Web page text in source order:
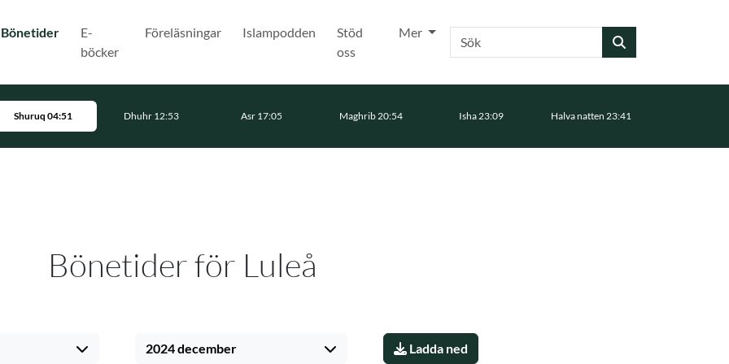
Bönetider(Nuvarande)
E-
böcker
Föreläsningar Islampodden
Stöd
oss
Mer Sök
Shuruq 04:51 Dhuhr 12:53 Asr 17:05 Maghrib 20:54 Isha 23:09 Halva natten 23:41
Bönetider för Luleå
2024 december Ladda ned